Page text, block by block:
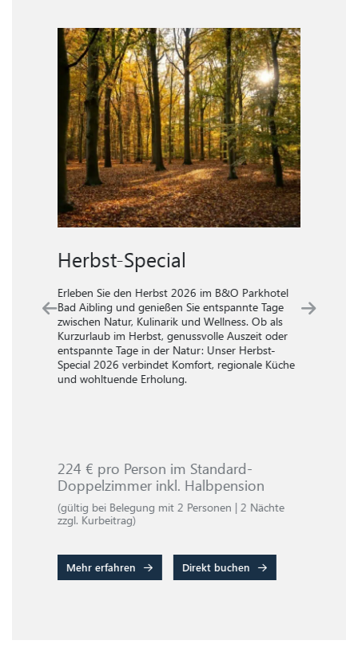
Herbst-Special
Erleben Sie den Herbst 2026 im B&O Parkhotel
Bad Aibling und genießen Sie entspannte Tage
zwischen Natur, Kulinarik und Wellness. Ob als
Kurzurlaub im Herbst, genussvolle Auszeit oder
entspannte Tage in der Natur: Unser Herbst-
Special 2026 verbindet Komfort, regionale Küche
und wohltuende Erholung.
224 € pro Person im Standard-
Doppelzimmer inkl. Halbpension
(gültig bei Belegung mit 2 Personen | 2 Nächte
zzgl. Kurbeitrag)
Mehr erfahren Direkt buchen